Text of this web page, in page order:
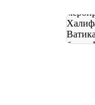
башня